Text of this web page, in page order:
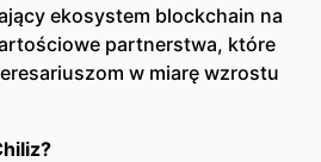
ekosystem blockchain na
partnerstwa, które
w miarę wzrostu